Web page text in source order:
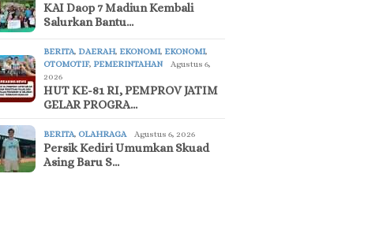
KAI Daop 7 Madiun Kembali
Salurkan Bantu…
BERITA, DAERAH, EKONOMI, EKONOMI,
OTOMOTIF, PEMERINTAHAN
Agustus 6,
2026
HUT KE-81 RI, PEMPROV JATIM
GELAR PROGRA…
BERITA, OLAHRAGA Agustus 6, 2026
Persik Kediri Umumkan Skuad
Asing Baru S…